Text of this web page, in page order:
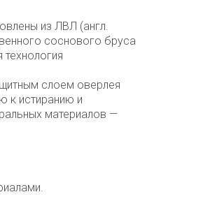
из ЛВЛ (англ.
соснового бруса
слоем оверлея
к истиранию и
материалов —